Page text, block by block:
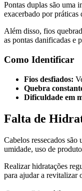
Pontas duplas são uma
exacerbado por práticas
Além disso, fios
as pontas danificadas e
Como Identificar
Fios desfiados:
Quebra
Dificuldade em
Falta de
Cabelos ressecados
umidade, uso de
Realizar hidratações
para ajudar a revitalizar